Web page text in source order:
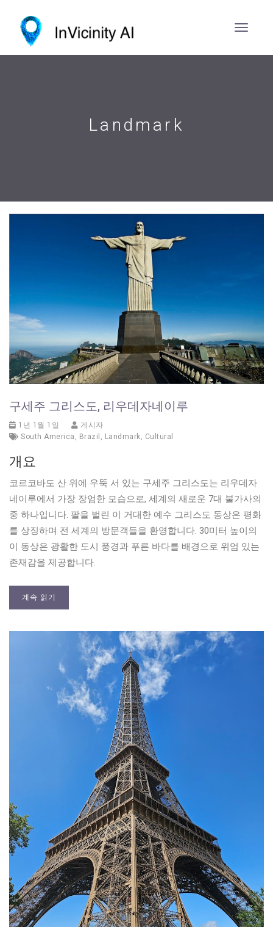
Landmark
구세주 그리스도, 리우데자네이루
1년 1월 1일
게시자
South America
Brazil Landmark Cultural
개요
코르코바도 산 위에 우뚝 서 있는 구세주 그리스도는 리우데자
네이루에서 가장 장엄한 모습으로, 세계의 새로운 7대 불가사의
중 하나입니다. 팔을 벌린 이 거대한 예수 그리스도 동상은 평화
를 상징하며 전 세계의 방문객들을 환영합니다. 30미터 높이의
이 동상은 광활한 도시 풍경과 푸른 바다를 배경으로 위엄 있는
존재감을 제공합니다.
계속 읽기